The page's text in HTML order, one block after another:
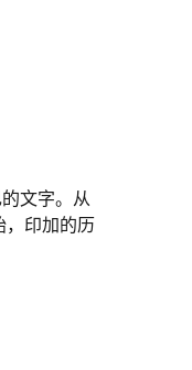
文字。从
，印加的历